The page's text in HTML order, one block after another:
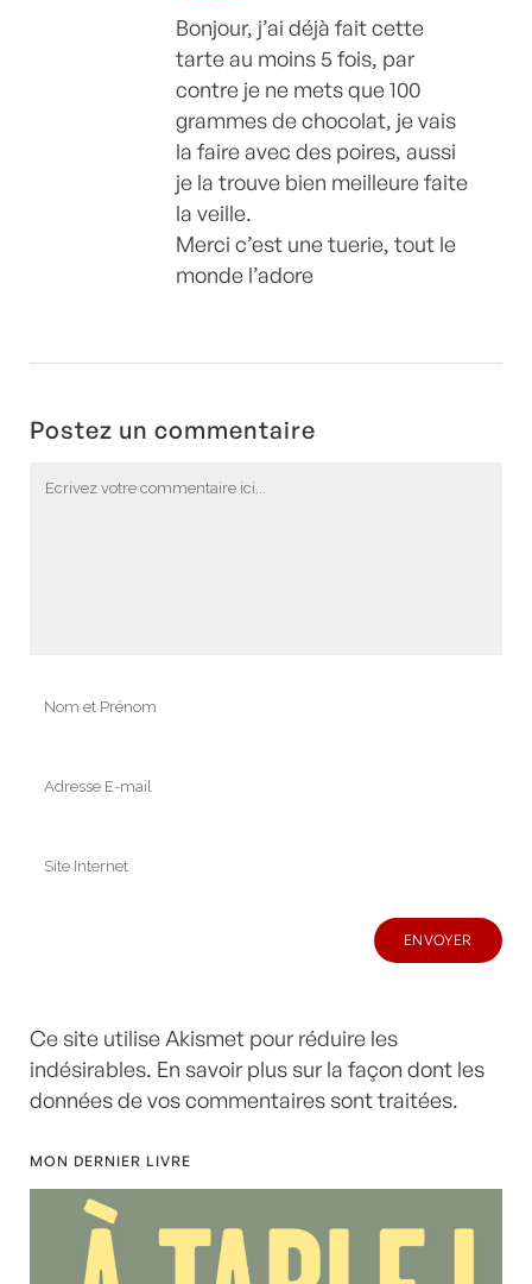
Bonjour, j’ai déjà fait cette
tarte au moins 5 fois, par
contre je ne mets que 100
grammes de chocolat, je vais
la faire avec des poires, aussi
je la trouve bien meilleure faite
la veille.
Merci c’est une tuerie, tout le
monde l’adore
Postez un commentaire
Ce site utilise Akismet pour réduire les
indésirables. En savoir plus sur la façon dont les
données de vos commentaires sont traitées.
MON DERNIER LIVRE